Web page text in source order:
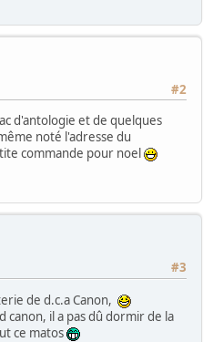
#2
d'antologie et de quelques
noté l'adresse du
commande pour noel
#3
de d.c.a Canon,
canon, il a pas dû dormir de la
ce matos